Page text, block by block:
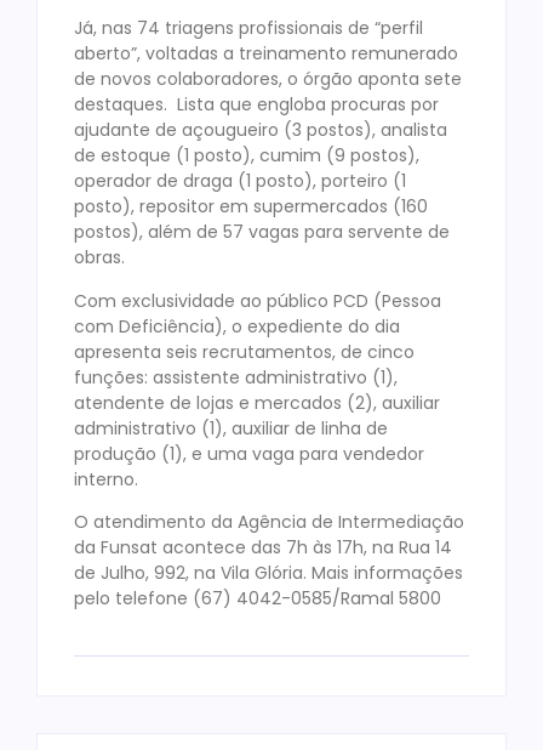
Já, nas 74 triagens profissionais de “perfil
aberto”, voltadas a treinamento remunerado
de novos colaboradores, o órgão aponta sete
destaques. Lista que engloba procuras por
ajudante de açougueiro (3 postos), analista
de estoque (1 posto), cumim (9 postos),
operador de draga (1 posto), porteiro (1
posto), repositor em supermercados (160
postos), além de 57 vagas para servente de
obras.
Com exclusividade ao público PCD (Pessoa
com Deficiência), o expediente do dia
apresenta seis recrutamentos, de cinco
funções: assistente administrativo (1),
atendente de lojas e mercados (2), auxiliar
administrativo (1), auxiliar de linha de
produção (1), e uma vaga para vendedor
interno.
O atendimento da Agência de Intermediação
da Funsat acontece das 7h às 17h, na Rua 14
de Julho, 992, na Vila Glória. Mais informações
pelo telefone (67) 4042-0585/Ramal 5800